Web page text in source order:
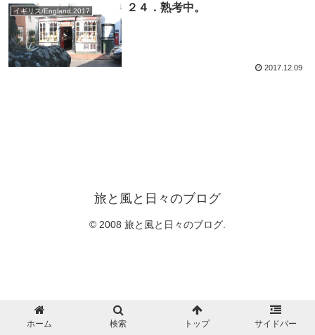
イギリス/England:2017 ２４．熟考中。
2017.12.09
旅と風と日々のブログ
© 2008 旅と風と日々のブログ.
ホーム 検索 トップ サイドバー